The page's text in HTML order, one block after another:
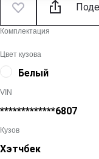
Комплектация
Цвет кузова
Белый
VIN
*************6807
Кузов
Хэтчбек